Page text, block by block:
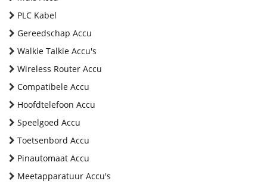
PLC Kabel
Gereedschap Accu
Walkie Talkie Accu's
Wireless Router Accu
Compatibele Accu
Hoofdtelefoon Accu
Speelgoed Accu
Toetsenbord Accu
Pinautomaat Accu
Meetapparatuur Accu's